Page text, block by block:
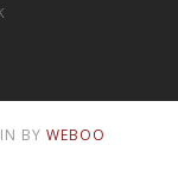
BY WEBOO